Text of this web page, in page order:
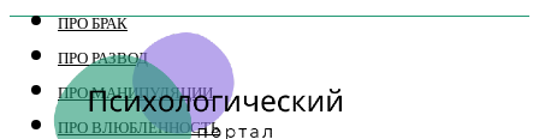
ПРО БРАК
ПРО РАЗВОД
ПРО МАНИПУЛЯЦИИ
ПРО ВЛЮБЛЕННОСТЬ